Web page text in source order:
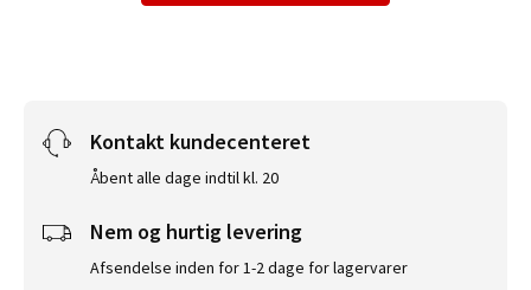
Kontakt kundecenteret
Åbent alle dage indtil kl. 20
Nem og hurtig levering
Afsendelse inden for 1-2 dage for lagervarer